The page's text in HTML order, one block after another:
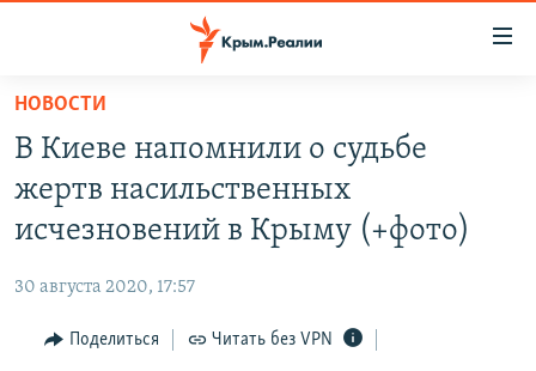
Вернуться
основному
содержанию
Вернутся
главной
навигации
Вернутся
11 ЛЕТ ОККУПАЦИИ КРЫМА. 11 ИСТОРИЙ СОПРОТИВЛЕНИЯ
ВОДА
ЕЩЕ
ИНТЕРАКТИВ
РАДІО СВОБОДА
НОВОСТИ
В Киеве напомнили о судьбе
жертв насильственных
исчезновений в Крыму (+фото)
30 августа 2020, 17:57
Поделиться Читать без VPN